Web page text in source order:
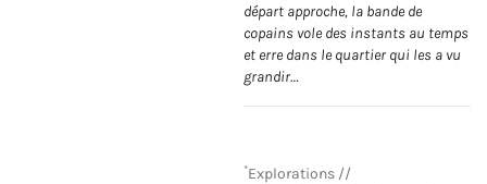
départ approche, la bande de
copains vole des instants au temps
et erre dans le quartier qui les a vu
grandir…
*Explorations //